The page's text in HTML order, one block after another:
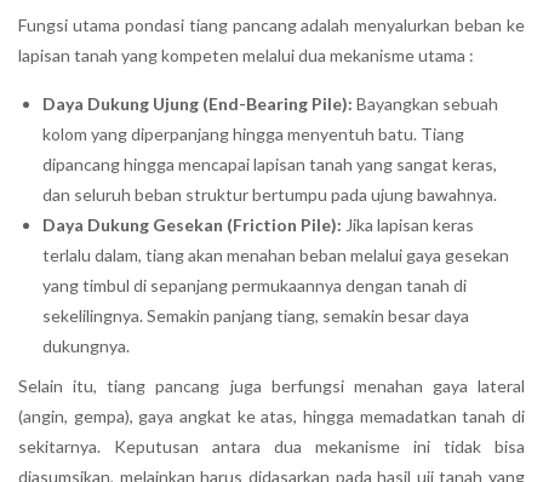
Fungsi utama pondasi tiang pancang adalah menyalurkan beban ke
lapisan tanah yang kompeten melalui dua mekanisme utama :
Daya Dukung Ujung (End-Bearing Pile): Bayangkan sebuah
kolom yang diperpanjang hingga menyentuh batu. Tiang
dipancang hingga mencapai lapisan tanah yang sangat keras,
dan seluruh beban struktur bertumpu pada ujung bawahnya.
Daya Dukung Gesekan (Friction Pile): Jika lapisan keras
terlalu dalam, tiang akan menahan beban melalui gaya gesekan
yang timbul di sepanjang permukaannya dengan tanah di
sekelilingnya. Semakin panjang tiang, semakin besar daya
dukungnya.
Selain itu, tiang pancang juga berfungsi menahan gaya lateral
(angin, gempa), gaya angkat ke atas, hingga memadatkan tanah di
sekitarnya. Keputusan antara dua mekanisme ini tidak bisa
diasumsikan, melainkan harus didasarkan pada hasil uji tanah yang